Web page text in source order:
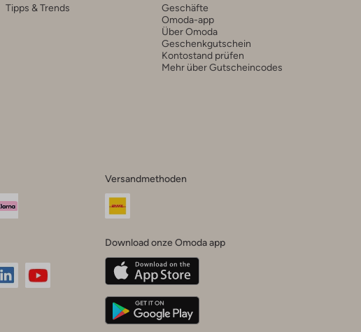
Tipps & Trends
Geschäfte
Omoda-app
Über Omoda
Geschenkgutschein
Kontostand prüfen
Mehr über Gutscheincodes
Versandmethoden
Download onze Omoda app